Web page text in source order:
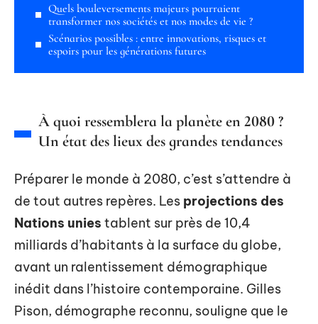
Quels bouleversements majeurs pourraient
transformer nos sociétés et nos modes de vie ?
Scénarios possibles : entre innovations, risques et
espoirs pour les générations futures
À quoi ressemblera la planète en 2080 ?
Un état des lieux des grandes tendances
Préparer le monde à 2080, c’est s’attendre à
de tout autres repères. Les projections des
Nations unies tablent sur près de 10,4
milliards d’habitants à la surface du globe,
avant un ralentissement démographique
inédit dans l’histoire contemporaine. Gilles
Pison, démographe reconnu, souligne que le